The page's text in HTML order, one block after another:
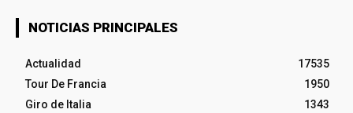
NOTICIAS PRINCIPALES
Actualidad
17535
Tour De Francia
1950
Giro de Italia
1343